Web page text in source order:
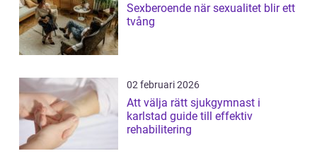
Sexberoende när sexualitet blir ett
tvång
02 februari 2026
Att välja rätt sjukgymnast i
karlstad guide till effektiv
rehabilitering